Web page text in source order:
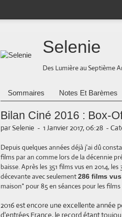
Selenie
Des Lumière au Septième
Sommaires Notes Et Barèmes
Bilan Ciné 2016 : Box-
par Selenie - 1 Janvier 2017, 06:28 -
Depuisquelques années déjà j'ai dû
films par an comme lors de la décennie
baisse. Après les 351 films vus en 2014,
décevante avec seulement286 films
maison" pour 85 en séances pour les
2016 est encore une excellente année
d'entrées France, le record étant